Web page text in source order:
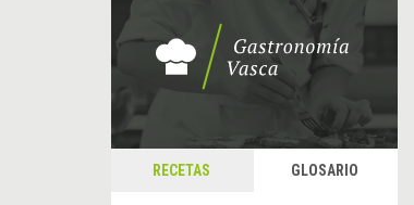
RECETAS GLOSARIO